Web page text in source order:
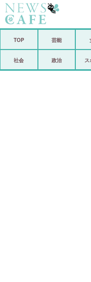
TOP 芸能
社会 政治 ス